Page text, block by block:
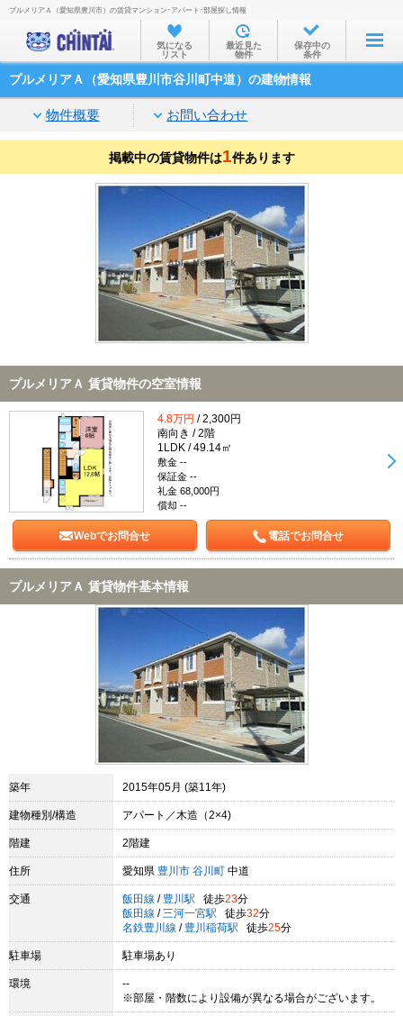
お部屋を探す
沿線・駅から
住所から
家賃相場から
通勤通学時間から
物件特集から
不動産会社から
TOP
プルメリアＡ（愛知県豊川市）の賃貸マンション･アパート･部屋探し情報
気になる
リスト
最近見た
物件
保存中の
条件
プルメリアＡ（愛知県豊川市谷川町中道）の建物情報
物件概要 お問い合わせ
掲載中の賃貸物件は1件あります
プルメリアＡ 賃貸物件の空室情報
4.8万円 / 2,300円
南向き / 2階
1LDK / 49.14㎡
敷金 --
保証金 --
礼金 68,000円
償却 --
Webでお問合せ 電話でお問合せ
プルメリアＡ 賃貸物件基本情報
築年 2015年05月 (築11年)
建物種別/構造 アパート／木造（2×4)
階建 2階建
住所 愛知県 豊川市 谷川町 中道
交通 飯田線 / 豊川駅 徒歩23分
飯田線 / 三河一宮駅 徒歩32分
名鉄豊川線 / 豊川稲荷駅 徒歩25分
駐車場 駐車場あり
環境
--
※部屋・階数により設備が異なる場合がございます。